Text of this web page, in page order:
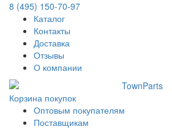
8 (495) 150-70-97
Каталог
Контакты
Доставка
Отзывы
О компании
Корзина покупок
Оптовым покупателям
Поставщикам